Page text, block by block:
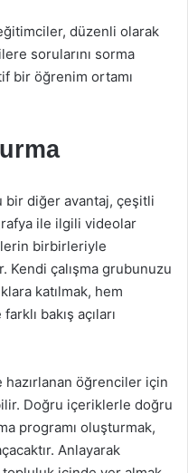
düzenli olarak
sorularını sorma
bir öğrenim ortamı
bir diğer avantaj, çeşitli
ile ilgili videolar
birbirleriyle
Kendi çalışma grubunuzu
katılmak, hem
bakış açıları
öğrenciler için
Doğru içeriklerle doğru
programı oluşturmak,
Anlayarak